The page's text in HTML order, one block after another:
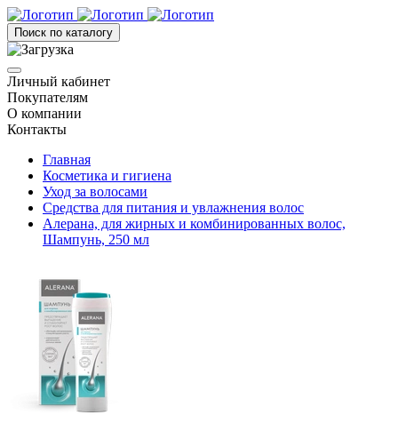
Поиск по каталогу
Личный кабинет
Покупателям
О компании
Контакты
Главная
Косметика и гигиена
Уход за волосами
Средства для питания и увлажнения волос
Алерана, для жирных и комбинированных волос,
Шампунь, 250 мл